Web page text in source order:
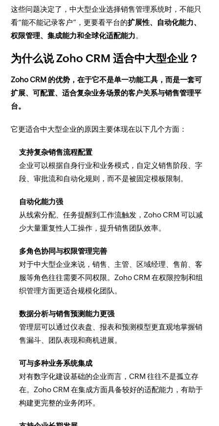
这些问题决定了，中大型企业选择销售管理系统时，不能只
看“能不能记录客户”，更要看平台的扩展性、自动化能力、
权限管理、集成能力和全球化适配能力。
为什么说 Zoho CRM 适合中大型企业？
Zoho CRM 的优势，在于它不是单一功能工具，而是一套可
扩展、可配置、适合复杂业务场景的客户关系与销售管理平
台。
它更适合中大型企业的原因主要体现在以下几个方面：
支持复杂销售流程配置
企业可以根据自身行业和业务模式，自定义销售阶段、字
段、审批流和自动化规则，而不是被固定模板限制。
自动化能力强
从线索分配、任务提醒到工作流触发，Zoho CRM 可以减
少大量重复性人工操作，提升销售团队效率。
多角色协同与权限管理完善
对于中大型企业来说，销售、主管、区域经理、售前、客
服等角色往往需要不同权限。Zoho CRM 在权限控制和组
织管理方面更适合规模化团队。
数据分析与销售预测能力更强
管理层可以通过仪表盘、报表和预测模型更直观地掌握销
售漏斗、团队表现和商机进展。
可与多种业务系统集成
对有数字化建设基础的企业而言，CRM 往往不是孤立存
在。Zoho CRM 在集成方面具备较好的适配能力，有助于
构建更完整的业务闭环。